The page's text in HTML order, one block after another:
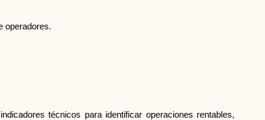
operadores.
técnicos para identificar operaciones rentables,